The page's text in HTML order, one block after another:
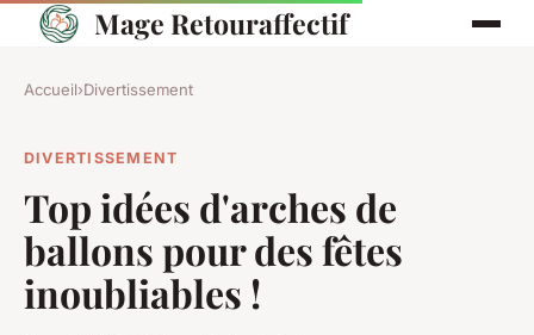
Mage Retouraffectif
Accueil›Divertissement
DIVERTISSEMENT
Top idées d'arches de
ballons pour des fêtes
inoubliables !